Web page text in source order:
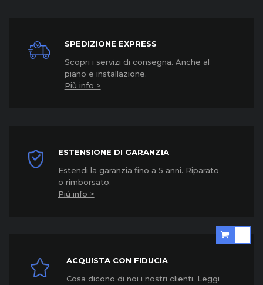
SPEDIZIONE EXPRESS
Scopri i servizi di consegna. Anche al
piano e installazione.
Più info >
ESTENSIONE DI GARANZIA
Estendi la garanzia fino a 5 anni. Riparato
o rimborsato.
Più info >
ACQUISTA CON FIDUCIA
Cosa dicono di noi i nostri clienti. Leggi